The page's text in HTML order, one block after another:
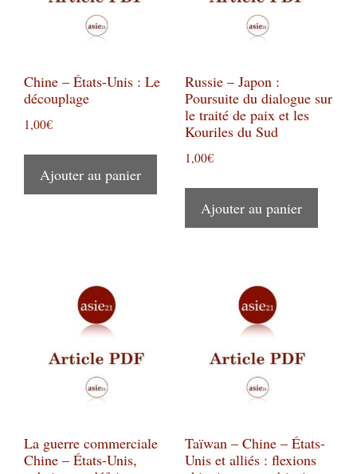
Chine – États-Unis : Le
découplage
1,00€
Ajouter au panier
Russie – Japon :
Poursuite du dialogue sur
le traité de paix et les
Kouriles du Sud
1,00€
Ajouter au panier
La guerre commerciale
Chine – États-Unis,
Taïwan – Chine – États-
Unis et alliés : flexions